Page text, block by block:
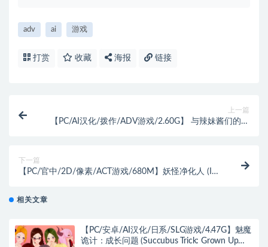
adv ai 游戏
打赏 收藏 海报 链接
上一篇
【PC/AI汉化/拨作/ADV游戏/2.60G】 与辣妹酱们的惬
下一篇
【PC/官中/2D/像素/ACT游戏/680M】妖怪净化人 (I
相关文章
【PC/安卓/AI汉化/日系/SLG游戏/4.47G】魅魔
诡计：成长问题 (Succubus Trick: Grown Up